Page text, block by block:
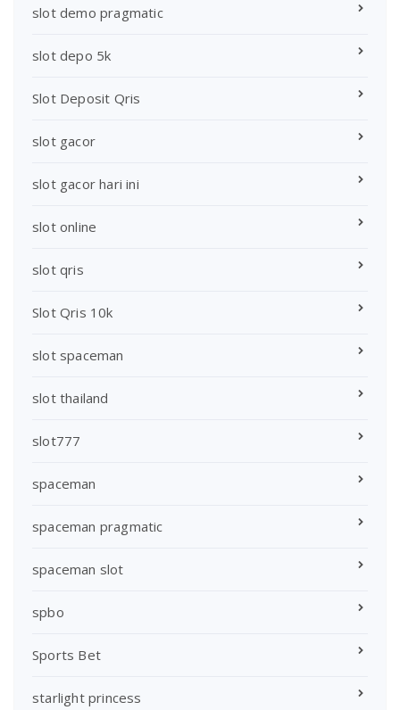
slot demo pragmatic
slot depo 5k
Slot Deposit Qris
slot gacor
slot gacor hari ini
slot online
slot qris
Slot Qris 10k
slot spaceman
slot thailand
slot777
spaceman
spaceman pragmatic
spaceman slot
spbo
Sports Bet
starlight princess